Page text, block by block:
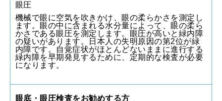
眼圧
機械で眼に空気を吹きかけ、眼の柔らかさを測定し
ます。眼の中に含まれる水分量によって、眼の柔ら
かさである眼圧を測定します。眼圧が高いと緑内障
の疑いがあります。日本人の失明原因の第2位が緑
内障です。自覚症状がほとんどないままに進行する
緑内障を早期発見するために、定期的な検査が必要
になります。
眼底・眼圧検査をお勧めする方